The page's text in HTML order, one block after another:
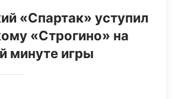
«Спартак» уступил
«Строгино» на
минуте игры